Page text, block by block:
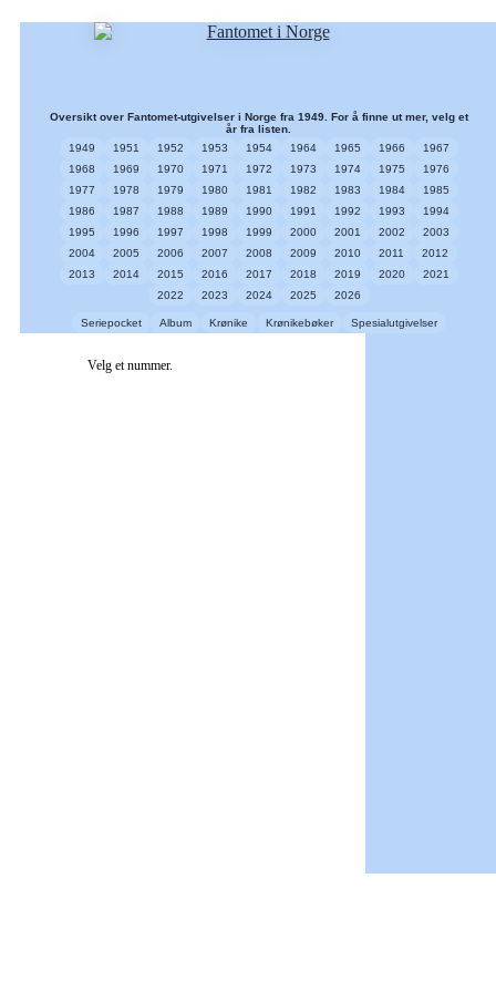
Oversikt over Fantomet-utgivelser i Norge fra 1949. For å finne ut mer, velg et
år fra listen.
1949
1951 1952 1953 1954 1964 1965 1966
1967
1968
1969 1970 1971 1972 1973 1974 1975
1976
1977
1978 1979 1980 1981 1982 1983 1984
1985
1986
1987 1988 1989 1990 1991 1992 1993
1994
1995
1996 1997 1998 1999 2000 2001 2002
2003
2004
2005 2006 2007 2008 2009 2010 2011
2012
2013
2014 2015 2016 2017 2018 2019 2020
2021
2022
2023 2024 2025 2026
Seriepocket Album Krønike Krønikebøker Spesialutgivelser
Velg et nummer.